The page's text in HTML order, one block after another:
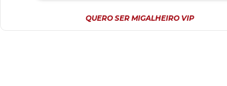
QUERO SER MIGALHEIRO VIP